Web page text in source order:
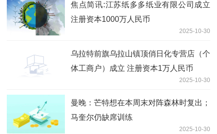
焦点简讯:江苏纸多多纸业有限公司成立
注册资本1000万人民币
2025-10-30
乌拉特前旗乌拉山镇顶俏日化专营店（个
体工商户）成立 注册资本1万人民币
2025-10-30
曼晚：芒特想在本周末对阵森林时复出；
马奎尔仍缺席训练
2025-10-30